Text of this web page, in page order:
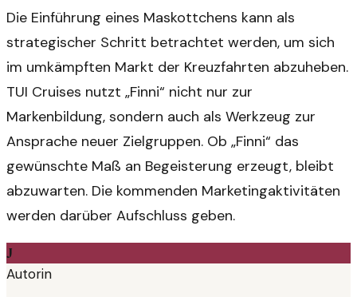
Die Einführung eines Maskottchens kann als
strategischer Schritt betrachtet werden, um sich
im umkämpften Markt der Kreuzfahrten abzuheben.
TUI Cruises nutzt „Finni“ nicht nur zur
Markenbildung, sondern auch als Werkzeug zur
Ansprache neuer Zielgruppen. Ob „Finni“ das
gewünschte Maß an Begeisterung erzeugt, bleibt
abzuwarten. Die kommenden Marketingaktivitäten
werden darüber Aufschluss geben.
J
Autorin